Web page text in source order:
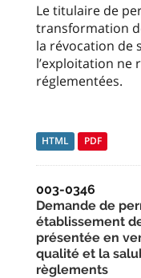
Le titulaire de
transformation
la révocation de
l’exploitation ne
réglementées.
HTML PDF
003-0346
Demande de
établissement
présentée en
qualité et la
règlements